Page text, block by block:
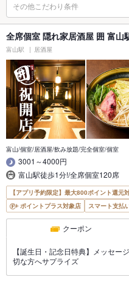
その他こだわり条件
全席個室 隠れ家居酒屋 囲 富山
富山駅 居酒屋
富山/個室/居酒屋/飲み放題/完全個室/個室
3001～4000円
富山駅徒歩1分!/全席個室120席
【アプリ予約限定】最大800ポイント還元
ポイントプラス対象店
スマート支払
クーポン
【誕生日・記念日特典】メッセー
切な方へサプライズ